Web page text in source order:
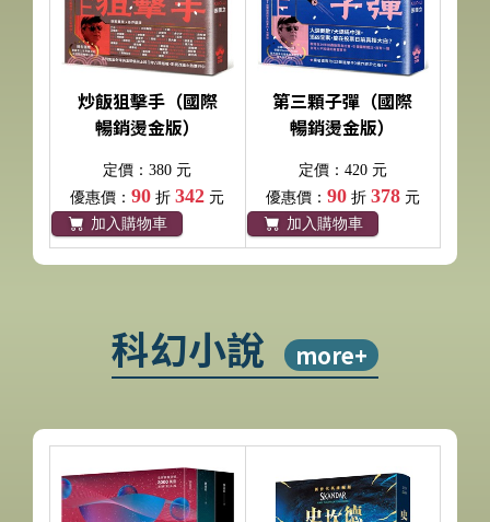
炒飯狙擊手（國際
暢銷燙金版）
定價：380 元
優惠價：90 折342 元
加入購物車
第三顆子彈（國際
暢銷燙金版）
定價：420 元
優惠價： 90折 378元
加入購物車
科幻小說 more+